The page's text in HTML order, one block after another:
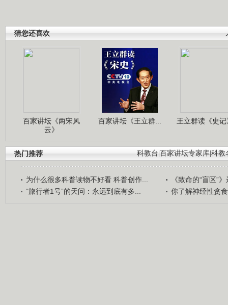
猜您还喜欢
百家讲坛《两宋风
云》
百家讲坛《王立群... 王立群读《史
科教台 百家讲坛专家库 科教
热门推荐
为什么很多科普读物不好看 科普创作...
《致命的“盲区”
“旅行者1号”的天问：永远到底有多...
你了解神经性贪